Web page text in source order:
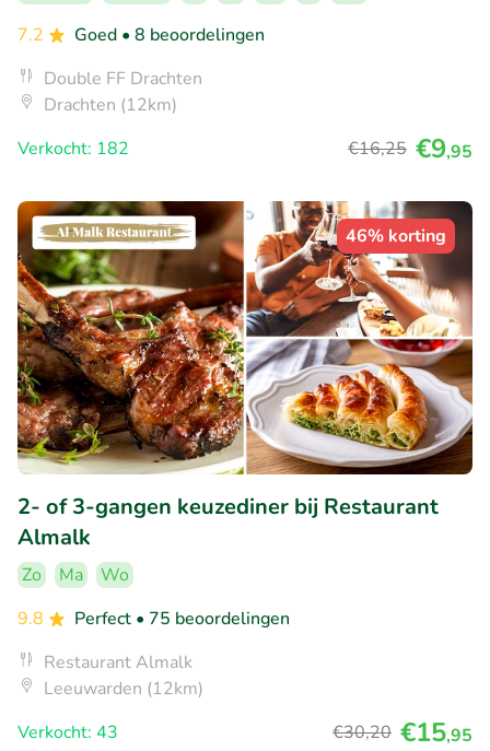
7.2
Goed • 8 beoordelingen
Double FF Drachten
Drachten (12km)
Verkocht: 182
€16,25 €9,95
46% korting
2- of 3-gangen keuzediner bij Restaurant
Almalk
Zo Ma
Wo
9.8
Perfect • 75 beoordelingen
Restaurant Almalk
Leeuwarden (12km)
Verkocht: 43
€30,20 €15,95